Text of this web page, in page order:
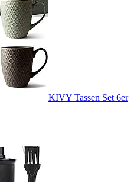
KIVY Tassen Set 6er